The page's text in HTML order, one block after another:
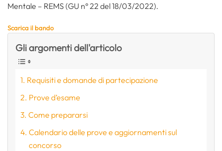
Mentale – REMS (GU n° 22 del 18/03/2022).
Scarica il bando
Gli argomenti dell'articolo
Requisiti e domande di partecipazione
Prove d’esame
Come prepararsi
Calendario delle prove e aggiornamenti sul
concorso